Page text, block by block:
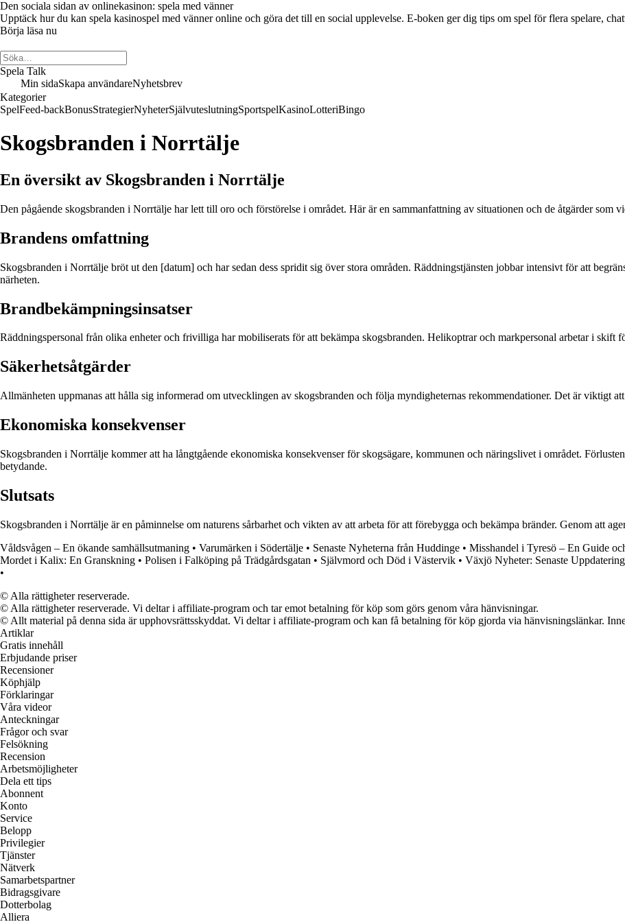
Den sociala sidan av onlinekasinon: spela med vänner
Upptäck hur du kan spela kasinospel med vänner online och göra det till en social upplevelse. E-boken ger dig tips om spel för flera spelare,
Börja läsa nu
Spela Talk
Min sidaSkapa användareNyhetsbrev
Kategorier
SpelFeed-backBonusStrategierNyheterSjälvuteslutningSportspelKasinoLotteriBingo
Skogsbranden i Norrtälje
En översikt av Skogsbranden i Norrtälje
Den pågående skogsbranden i Norrtälje har lett till oro och förstörelse i området. Här är en sammanfattning av situationen och de åtgärder som
Brandens omfattning
Skogsbranden i Norrtälje bröt ut den [datum] och har sedan dess spridit sig över stora områden. Räddningstjänsten jobbar intensivt för att
närheten.
Brandbekämpningsinsatser
Räddningspersonal från olika enheter och frivilliga har mobiliserats för att bekämpa skogsbranden. Helikoptrar och markpersonal arbetar i skift
Säkerhetsåtgärder
Allmänheten uppmanas att hålla sig informerad om utvecklingen av skogsbranden och följa myndigheternas rekommendationer. Det är viktigt
Ekonomiska konsekvenser
Skogsbranden i Norrtälje kommer att ha långtgående ekonomiska konsekvenser för skogsägare, kommunen och näringslivet i området.
betydande.
Slutsats
Skogsbranden i Norrtälje är en påminnelse om naturens sårbarhet och vikten av att arbeta för att förebygga och bekämpa bränder. Genom att
Våldsvågen – En ökande samhällsutmaning • Varumärken i Södertälje • Senaste Nyheterna från Huddinge • Misshandel i Tyresö – En Guide
Mordet i Kalix: En Granskning • Polisen i Falköping på Trädgårdsgatan • Självmord och Död i Västervik • Växjö Nyheter: Senaste
•
© Alla rättigheter reserverade.
© Alla rättigheter reserverade. Vi deltar i affiliate-program och tar emot betalning för köp som görs genom våra hänvisningar.
© Allt material på denna sida är upphovsrättsskyddat. Vi deltar i affiliate-program och kan få betalning för köp gjorda via hänvisningslänkar.
Artiklar
Gratis innehåll
Erbjudande priser
Recensioner
Köphjälp
Förklaringar
Våra videor
Anteckningar
Frågor och svar
Felsökning
Recension
Arbetsmöjligheter
Dela ett tips
Abonnent
Konto
Service
Belopp
Privilegier
Tjänster
Nätverk
Samarbetspartner
Bidragsgivare
Dotterbolag
Alliera